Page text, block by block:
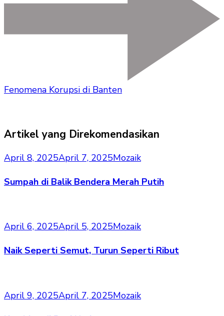
Fenomena Korupsi di Banten
Artikel yang Direkomendasikan
April 8, 2025April 7, 2025Mozaik
Sumpah di Balik Bendera Merah Putih
April 6, 2025April 5, 2025Mozaik
Naik Seperti Semut, Turun Seperti Ribut
April 9, 2025April 7, 2025Mozaik